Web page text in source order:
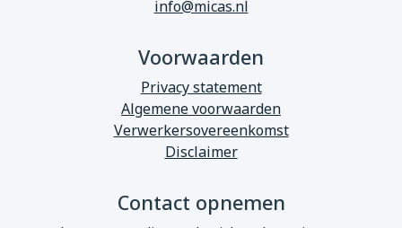
info@micas.nl
Voorwaarden
Privacy statement
Algemene voorwaarden
Verwerkersovereenkomst
Disclaimer
Contact opnemen